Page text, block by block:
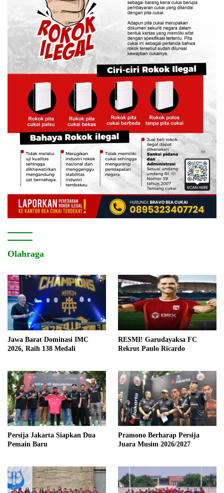
Olahraga
Jawa Barat Dominasi IMC
2026, Raih 138 Medali
RESMI! Garudayaksa FC
Rekrut Paulo Ricardo
Persija Jakarta Siapkan Dua
Pemain Baru
Pramono Berharap Persija
Juara Musim 2026/2027